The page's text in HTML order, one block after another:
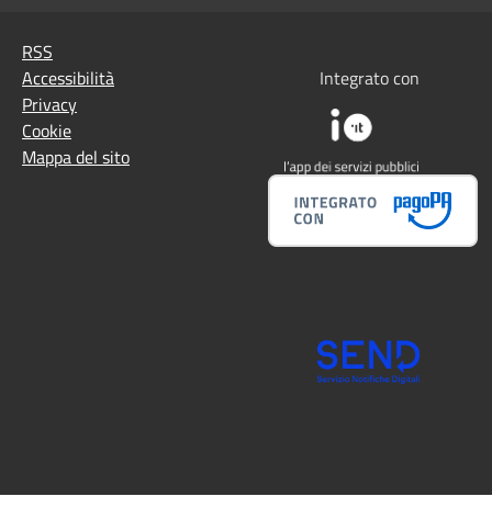
RSS
Accessibilità
Privacy
Cookie
Mappa del sito
Integrato con